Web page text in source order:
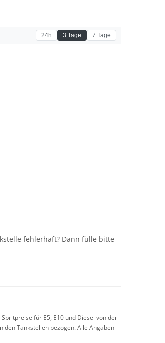
fehlerhaft? Dann fülle bitte
für E5, E10 und Diesel von der
Tankstellen bezogen. Alle Angaben